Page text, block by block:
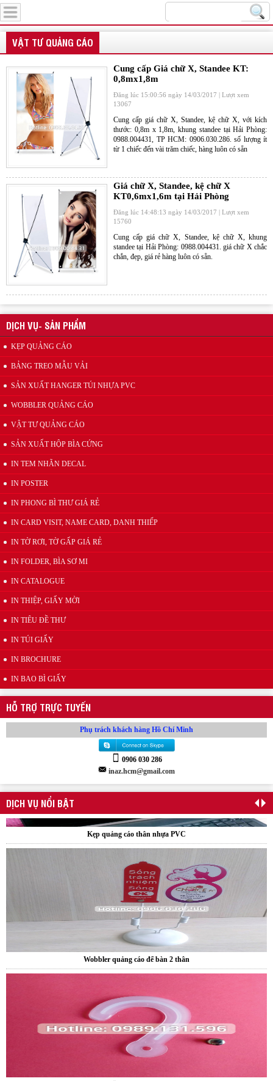
Menu
VẬT TƯ QUẢNG CÁO
Cung cấp Giá chữ X, Standee KT:
0,8mx1,8m
Đăng lúc 15:00:56 ngày 14/03/2017 | Lượt xem
13067
Cung cấp giá chữ X, Standee, kệ chữ X, với kích
thước: 0,8m x 1,8m, khung standee tại Hải Phòng:
0988.004431, TP HCM: 0906.030.286. số lượng ít
từ 1 chiếc đến vài trăm chiếc, hàng luôn có sẵn
Giá chữ X, Standee, kệ chữ X
KT0,6mx1,6m tại Hải Phòng
Đăng lúc 14:48:13 ngày 14/03/2017 | Lượt xem
15760
Cung cấp giá chữ X, Standee, kệ chữ X, khung
standee tại Hải Phòng: 0988.004431. giá chữ X chắc
chắn, đẹp, giá rẻ hàng luôn có sẵn.
DỊCH VỤ- SẢN PHẨM
KẸP QUẢNG CÁO
BẢNG TREO MẪU VẢI
SẢN XUẤT HANGER TÚI NHỰA PVC
WOBBLER QUẢNG CÁO
VẬT TƯ QUẢNG CÁO
SẢN XUẤT HỘP BÌA CỨNG
IN TEM NHÃN DECAL
IN POSTER
IN PHONG BÌ THƯ GIÁ RẺ
IN CARD VISIT, NAME CARD, DANH THIẾP
IN TỜ RƠI, TỜ GẤP GIÁ RẺ
IN FOLDER, BÌA SƠ MI
IN CATALOGUE
IN THIỆP, GIẤY MỜI
IN TIÊU ĐỀ THƯ
IN TÚI GIẤY
IN BROCHURE
IN BAO BÌ GIẤY
HỖ TRỢ TRỰC TUYẾN
Phụ trách khách hàng Hồ Chí Minh
0906 030 286
inaz.hcm@gmail.com
DỊCH VỤ NỔI BẬT
Sample hanger, Bảng treo mẫu vải
Hanger quảng cáo treo trần nhà
Wobbler quảng cáo
Wobbler quảng cáo để bàn 2 thân
Móc nhựa treo mẫu vải, móc nhựa sample hanger